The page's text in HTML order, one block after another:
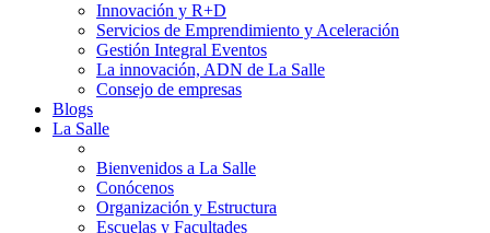
Innovación y R+D
Servicios de Emprendimiento y Aceleración
Gestión Integral Eventos
La innovación, ADN de La Salle
Consejo de empresas
Blogs
La Salle
Bienvenidos a La Salle
Conócenos
Organización y Estructura
Escuelas y Facultades